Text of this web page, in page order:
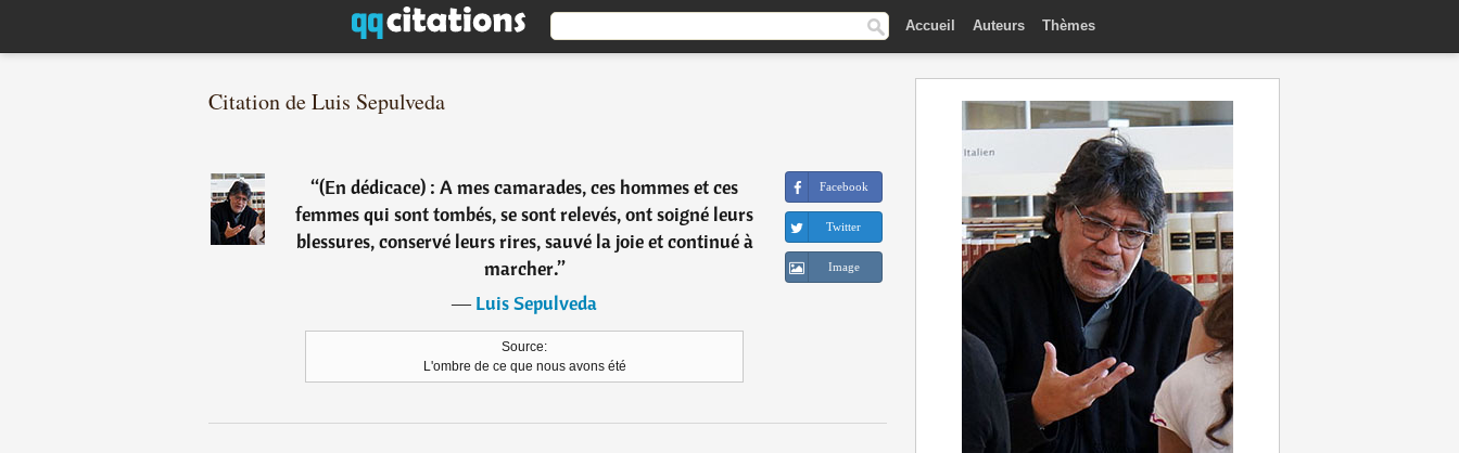
Accueil Auteurs Thèmes
Citation de Luis Sepulveda
“(En dédicace) : A mes camarades, ces hommes et ces
femmes qui sont tombés, se sont relevés, ont soigné leurs
blessures, conservé leurs rires, sauvé la joie et continué à
marcher.”
―Luis Sepulveda
Source:
L'ombre de ce que nous avons été
Facebook
Twitter
Image